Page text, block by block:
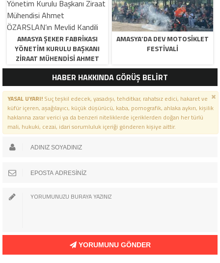
AMASYA ŞEKER FABRIKASI
YÖNETIM KURULU BAŞKANI
ZIRAAT MÜHENDISI AHMET
ÖZARSLAN’IN MEVLID KANDILI
MESAJI
AMASYA’DA DEV MOTOSIKLET
FESTIVALI
HABER HAKKINDA GÖRÜŞ BELİRT
YASAL UYARI!Suç teşkil edecek, yasadışı, tehditkar, rahatsız edici, hakaret ve
küfür içeren, aşağılayıcı, küçük düşürücü, kaba, pornografik, ahlaka aykırı, kişilik
haklarına zarar verici ya da benzeri niteliklerde içeriklerden doğan her türlü
mali, hukuki, cezai, idari sorumluluk içeriği gönderen kişiye aittir.
YORUMUNU GÖNDER